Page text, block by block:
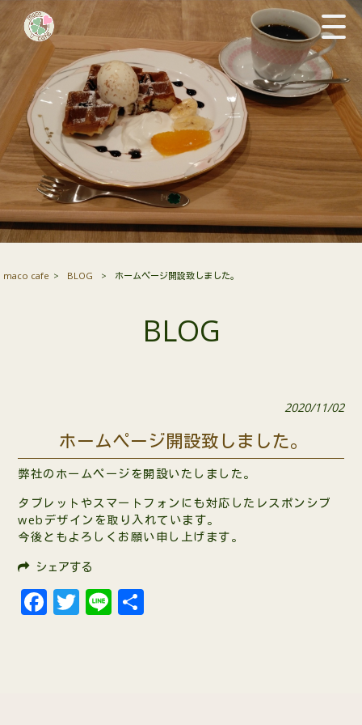
maco cafe > BLOG > ホームページ開設致しました。
BLOG
2020/11/02
ホームページ開設致しました。
弊社のホームページを開設いたしました。
タブレットやスマートフォンにも対応したレスポンシブ
webデザインを取り入れています。
今後ともよろしくお願い申し上げます。
シェアする
Facebook
Twitter
Line